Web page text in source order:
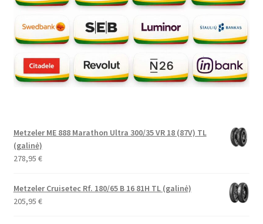
Metzeler ME 888 Marathon Ultra 300/35 VR 18 (87V) TL
(galinė)
278,95 €
Metzeler Cruisetec Rf. 180/65 B 16 81H TL (galinė)
205,95 €